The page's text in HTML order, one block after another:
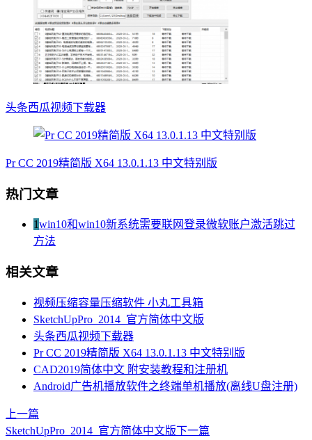
头条西瓜视频下载器
Pr CC 2019精简版 X64 13.0.1.13 中文特别版
热门文章
1win10和win10新系统需要联网登录微软账户激活跳过
方法
相关文章
视频压缩容量压缩软件 小丸工具箱
SketchUpPro_2014_官方简体中文版
头条西瓜视频下载器
Pr CC 2019精简版 X64 13.0.1.13 中文特别版
CAD2019简体中文 附安装教程和注册机
Android广告机播放软件之终端单机播放(离线U盘注册)
上一篇
SketchUpPro_2014_官方简体中文版下一篇